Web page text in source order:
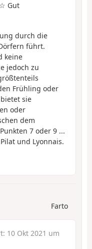
Gut
durch die
führt.
keine
jedoch zu
Frühling oder
sie
oder
dem
7 oder 9 ...
und Lyonnais.
Farto
10 Okt 2021 um